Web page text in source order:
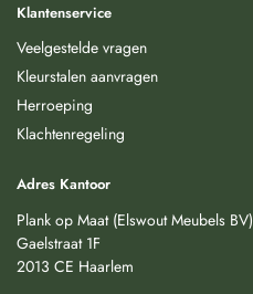
Klantenservice
Veelgestelde vragen
Kleurstalen aanvragen
Herroeping
Klachtenregeling
Adres Kantoor
Plank op Maat (Elswout Meubels BV)
Gaelstraat 1F
2013 CE Haarlem